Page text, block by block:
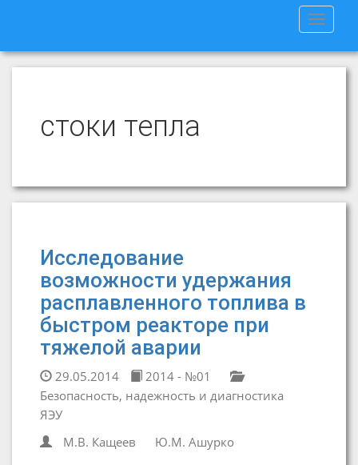
Toggle
стоки тепла
Исследование
возможности удержания
расплавленного топлива в
быстром реакторе при
тяжелой аварии
29.05.2014
2014 - №01
Безопасность, надежность и диагностика
ЯЭУ
М.В. Кащеев
Ю.М. Ашурко